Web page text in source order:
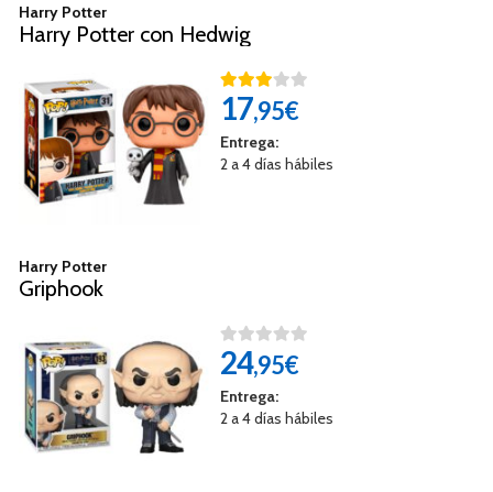
Harry Potter
Harry Potter con Hedwig
17,95€
Entrega:
2 a 4 días hábiles
Harry Potter
Griphook
24,95€
Entrega:
2 a 4 días hábiles